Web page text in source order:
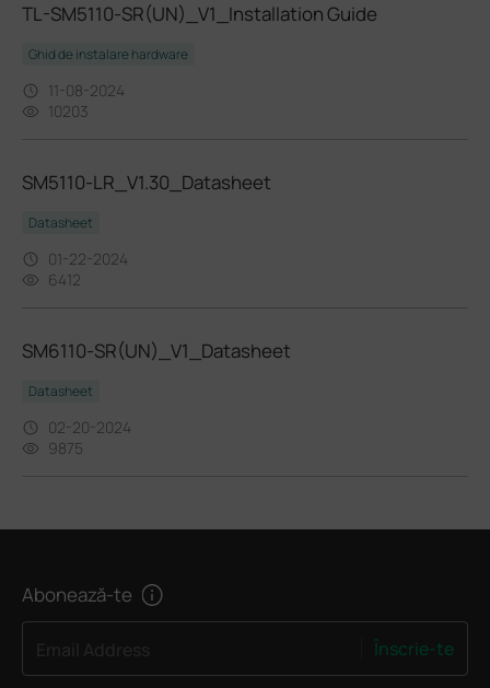
TL-SM5110-SR(UN)_V1_Installation Guide
Ghid de instalare hardware
11-08-2024
10203
SM5110-LR_V1.30_Datasheet
Datasheet
01-22-2024
6412
SM6110-SR(UN)_V1_Datasheet
Datasheet
02-20-2024
9875
Abonează-te
Înscrie-te